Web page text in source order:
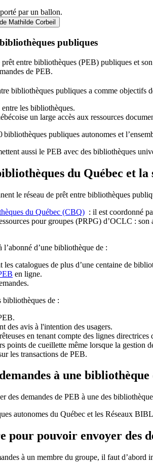
Mathilde Corbeil
publiques
entre bibliothèques (PEB) publiques et
de PEB.
bibliothèques publiques a comme objectifs
les bibliothèques.
un large accès aux ressources
bibliothèques publiques autonomes et l’
aussi le PEB avec des bibliothèques
du Québec et
le réseau de prêt entre bibliothèques
du Québec (CBQ) : il est coordonné
pour groupes (PRPG) d’OCLC :
d’une bibliothèque de :
les catalogues de plus d’une centaine de
en ligne.
bibliothèques de :
des avis à l'intention des usagers.
en tenant compte des lignes directrices
points de cueillette même lorsque la gestion
les transactions de PEB.
à une bibliothèque
des demandes de PEB à une des
autonomes du Québec et les Réseaux
pour pouvoir envoyer des
à un membre du groupe, il faut